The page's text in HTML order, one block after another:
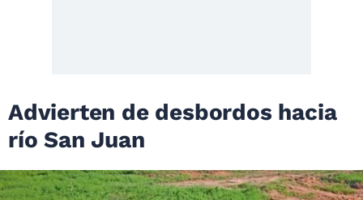
Advierten de desbordos hacia
río San Juan